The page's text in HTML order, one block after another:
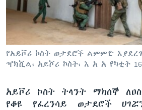
ቋንቋዎች
የአይቮሪ ኮስት ወታደሮች ልምምድ
ዣክቪል፣ አይቮሪ ኮስት፣ እ አ አ የካቲት 16
አይቮሪ ኮስት ትላንት ማክሰኞ
የቆዩ የፈረንሳይ ወታደሮች